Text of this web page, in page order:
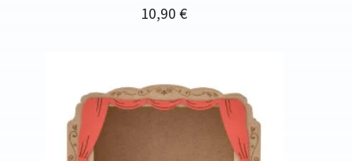
Precio
10,90 €